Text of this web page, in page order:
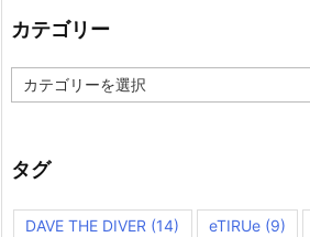
カテゴリー
テ
ー
タグ
DAVE THE DIVER (14) eTIRUe(9)